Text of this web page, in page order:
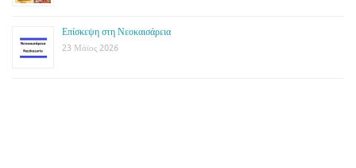
Επίσκεψη στη Νεοκαισάρεια
23 Μάϊος 2026